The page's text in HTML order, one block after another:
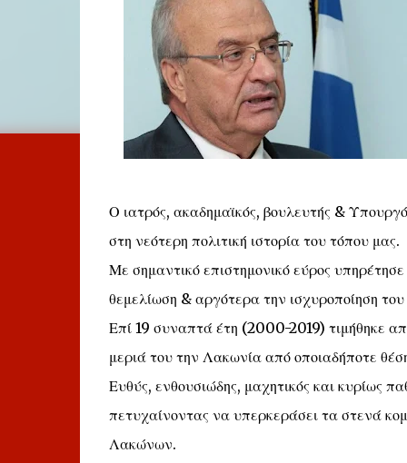
Ο ιατρός, ακαδημαϊκός, βουλευτής &
στη νεότερη πολιτική ιστορία του τόπου μας.
Με σημαντικό επιστημονικό εύρος
θεμελίωση & αργότερα την ισχυροποίηση
Επί 19 συναπτά έτη (2000-2019) τιμήθηκε
μεριά του την Λακωνία από οποιαδήποτε
Ευθύς, ενθουσιώδης, μαχητικός και κυρίως
πετυχαίνοντας να υπερκεράσει τα στενά
Λακώνων.